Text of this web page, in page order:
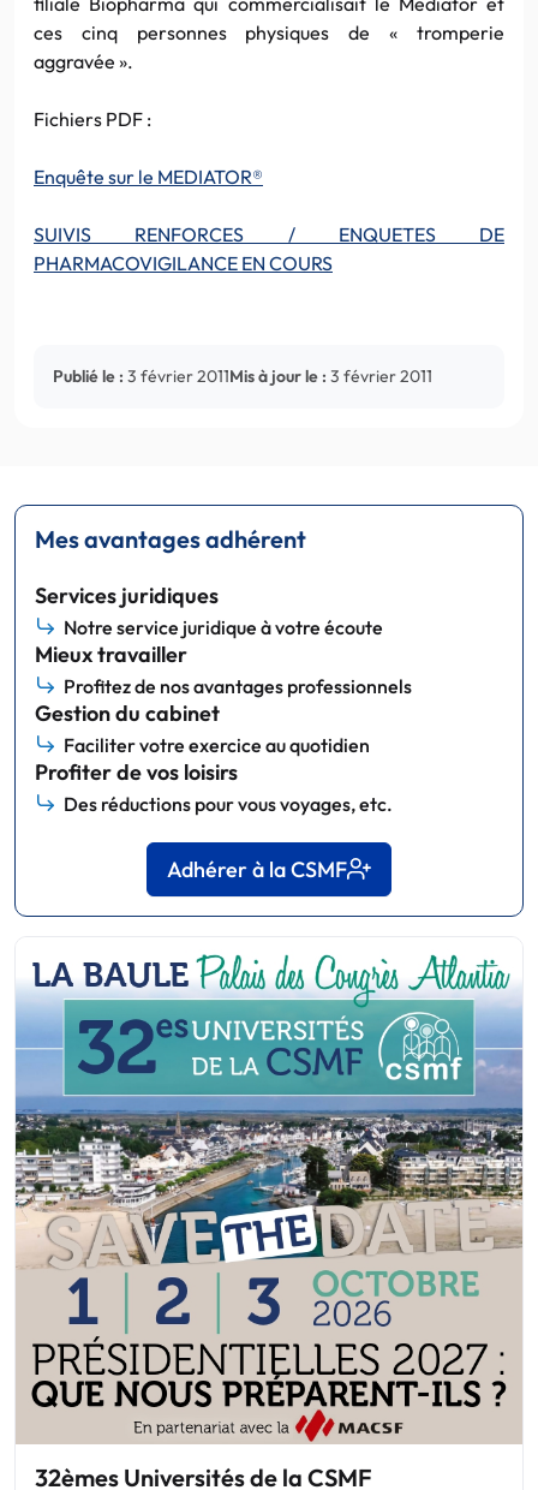
ces cinq personnes physiques de « tromperie
aggravée ».
Fichiers PDF :
Enquête sur le MEDIATOR®
SUIVIS RENFORCES / ENQUETES DE
PHARMACOVIGILANCE EN COURS
Publié le : 3 février 2011Mis à jour le : 3 février 2011
Mes avantages adhérent
Services juridiques
Notre service juridique à votre écoute
Mieux travailler
Profitez de nos avantages professionnels
Gestion du cabinet
Faciliter votre exercice au quotidien
Profiter de vos loisirs
Des réductions pour vous voyages, etc.
Adhérer à la CSMF
32èmes Universités de la CSMF